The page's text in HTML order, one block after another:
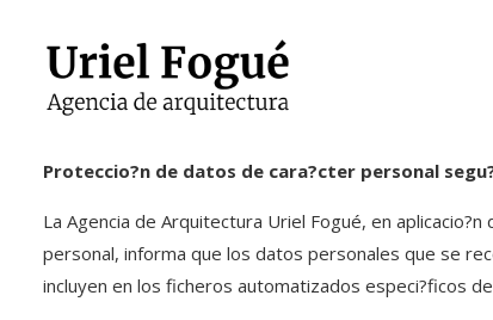
Proteccio?n de datos de cara?cter personal
La Agencia de Arquitectura Uriel Fogué, en
personal, informa que los datos personales que se
incluyen en los ficheros automatizados especi?ficos